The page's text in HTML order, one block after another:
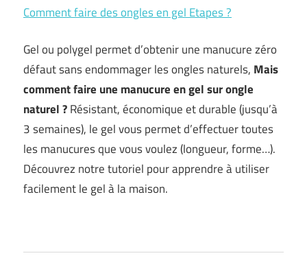
Comment faire des ongles en gel Etapes ?
Gel ou polygel permet d’obtenir une manucure zéro
défaut sans endommager les ongles naturels, Mais
comment faire une manucure en gel sur ongle
naturel ?Résistant, économique et durable (jusqu’à
3 semaines), le gel vous permet d’effectuer toutes
les manucures que vous voulez (longueur, forme…).
Découvrez notre tutoriel pour apprendre à utiliser
facilement le gel à la maison.